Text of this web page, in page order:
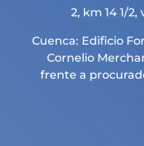
2, km 14 1/
Cuenca: Edificio
Cornelio
frente a